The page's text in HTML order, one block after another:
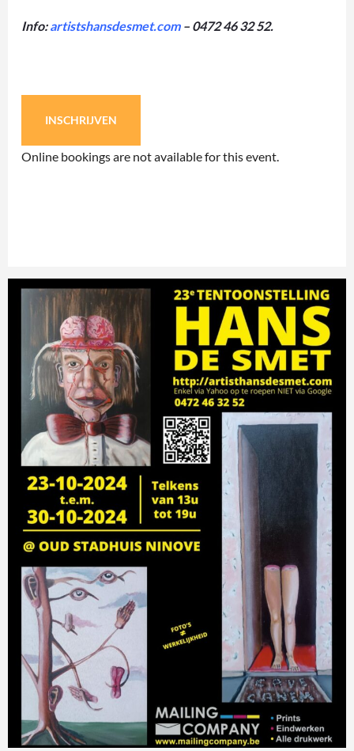
Info:artistshansdesmet.com– 0472 46 32 52.
INSCHRIJVEN
Online bookings are not available for this event.